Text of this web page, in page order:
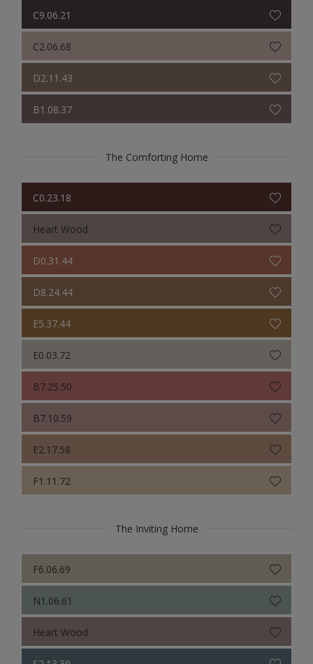
Sikkens Colour Futures 2019
Sikkens Colour Futures 2018
C9.06.21
C2.06.68
D2.11.43
B1.08.37
The Comforting Home
C0.23.18
Heart Wood
D0.31.44
D8.24.44
E5.37.44
E0.03.72
B7.25.50
B7.10.59
E2.17.58
F1.11.72
The Inviting Home
F6.06.69
N1.06.61
Heart Wood